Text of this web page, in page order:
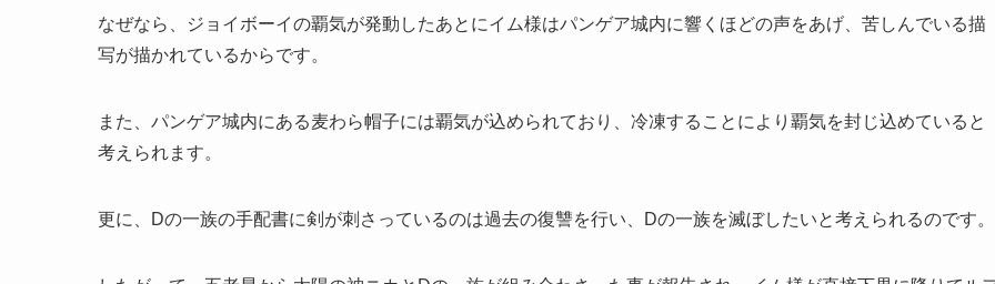
なぜなら、ジョイボーイの覇気が発動したあとにイム様はパンゲア城内に響くほどの声をあげ、苦しんでいる描
写が描かれているからです。
また、パンゲア城内にある麦わら帽子には覇気が込められており、冷凍することにより覇気を封じ込めていると
考えられます。
更に、Dの一族の手配書に剣が刺さっているのは過去の復讐を行い、Dの一族を滅ぼしたいと考えられるのです。